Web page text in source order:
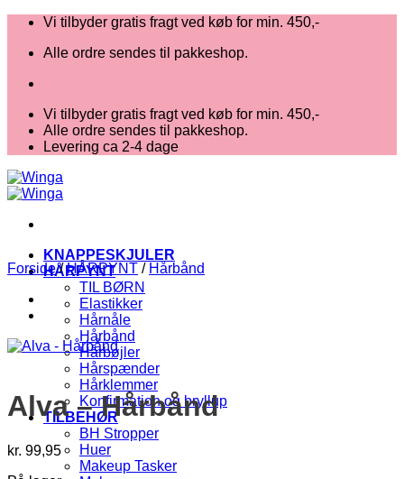
Fortsæt
indhold
Vi tilbyder gratis fragt ved køb for min. 450,-
Alle ordre sendes til pakkeshop.
Vi tilbyder gratis fragt ved køb for min. 450,-
Alle ordre sendes til pakkeshop.
Levering ca 2-4 dage
KNAPPESKJULER
HÅRPYNT
TIL BØRN
Elastikker
Hårnåle
Hårbånd
Hårbøjler
Hårspænder
Hårklemmer
Konfirmation og bryllup
TILBEHØR
BH Stropper
Huer
Makeup Tasker
Forside / HÅRPYNT / Hårbånd
Alva – Hårbånd
kr. 99,95